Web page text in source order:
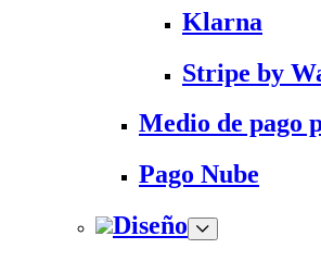
Klarna
Stripe by
Medio de pago
Pago Nube
Diseño